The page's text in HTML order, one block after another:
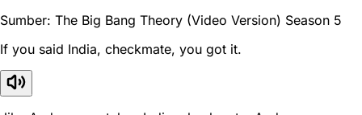
Sumber: The Big Bang Theory (Video Version) Season 5
If you said India, checkmate, you got it.